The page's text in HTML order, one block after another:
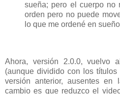
sueña; pero el cuerpo no
orden pero no puede
lo que me ordené en
Ahora, versión 2.0.0, vuelvo
(aunque dividido con los
versión anterior, ausentes en
cambio es que reduzco el